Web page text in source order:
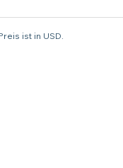
ist in USD.